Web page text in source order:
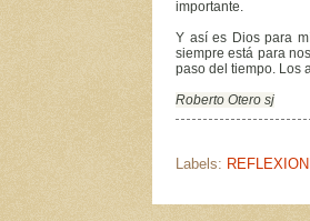
importante.
Y así es Dios para
siempre está para
paso del tiempo. Los
Roberto Otero sj
Labels: